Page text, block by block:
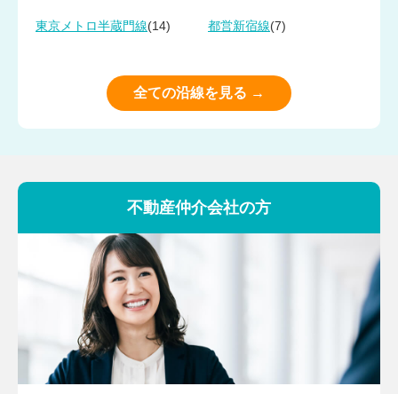
東京メトロ半蔵門線(14) 都営新宿線(7)
全ての沿線を見る →
不動産仲介会社の方